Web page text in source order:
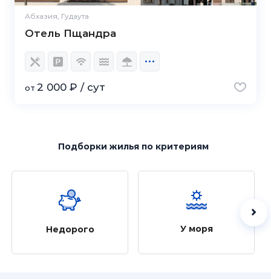
Абхазия, Гудаута
Отель Пщандра
от 2 000 ₽ / сут
Подборки жильяпо критериям
Недорого У моря